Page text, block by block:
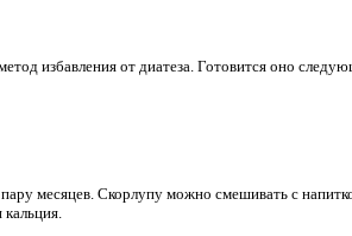
избавления от диатеза. Готовится оно
месяцев. Скорлупу можно смешивать с